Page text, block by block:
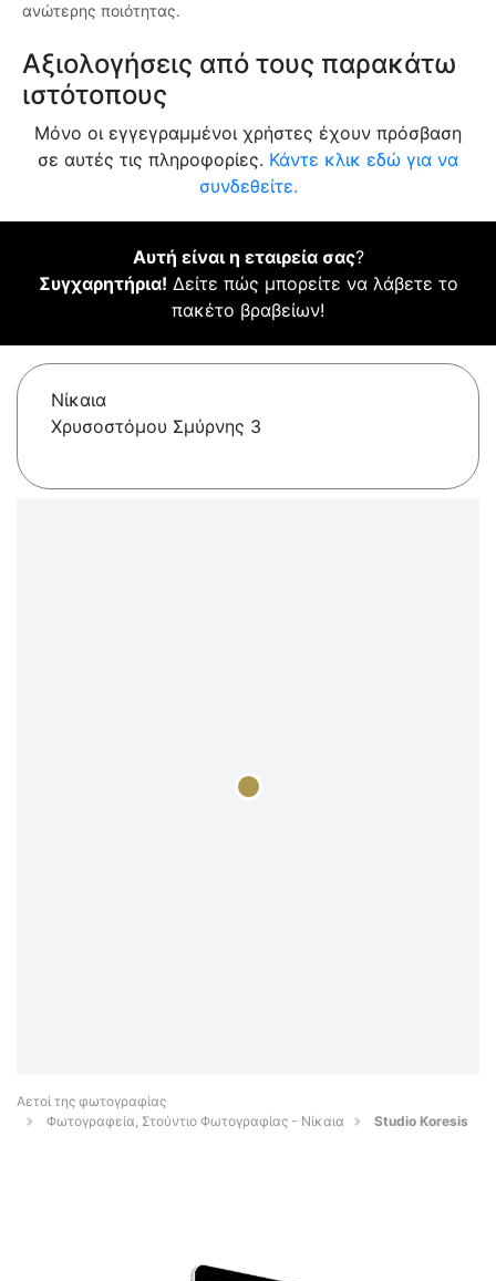
ανώτερης ποιότητας.
Αξιολογήσεις από τους παρακάτω
ιστότοπους
Μόνο οι εγγεγραμμένοι χρήστες έχουν πρόσβαση
σε αυτές τις πληροφορίες. Κάντε κλικ εδώ για να
συνδεθείτε.
Αυτή είναι η εταιρεία σας?
Συγχαρητήρια! Δείτε πώς μπορείτε να λάβετε το
πακέτο βραβείων!
Νίκαια
Χρυσοστόμου Σμύρνης 3
Αετοί της φωτογραφίας
Φωτογραφεία, Στούντιο Φωτογραφίας - Νίκαια
Studio Koresis